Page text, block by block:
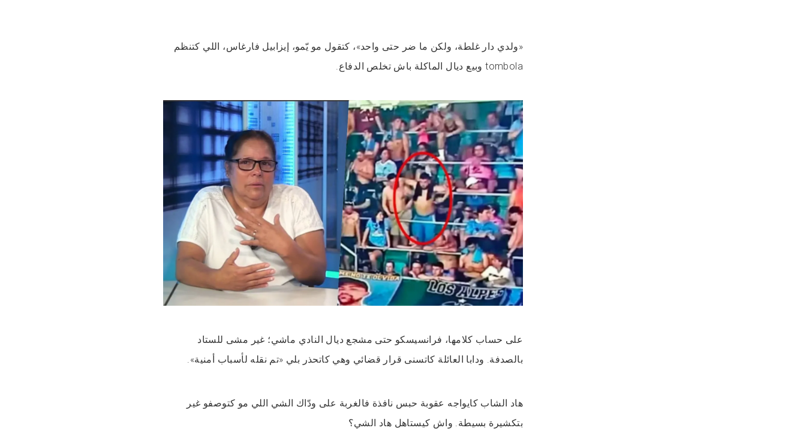
«ولدي دار غلطة، ولكن ما ضر حتى واحد»، كتقول مو يّمو، إيزابيل فارغاس، اللي كتنظم
tombola وبيع ديال الماكلة باش تخلص الدفاع.
على حساب كلامها، فرانسيسكو حتى مشجع ديال النادي ماشي؛ غير مشى للستاد
بالصدفة. ودابا العائلة كاتسنى قرار قضائي وهي كاتحذر بلي «تم نقله لأسباب أمنية».
هاد الشاب كايواجه عقوبة حبس نافذة فالغربة على ودّاك الشي اللي مو كتوصفو غير
بتكشيرة بسيطة. واش كيستاهل هاد الشي؟